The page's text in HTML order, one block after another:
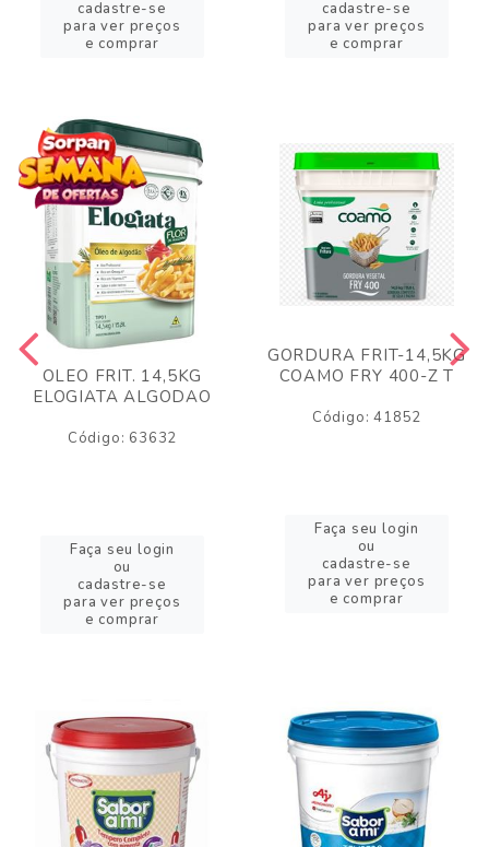
cadastre-se
para ver preços
e comprar
cadastre-se
para ver preços
e comprar
OLEO FRIT. 14,5KG
ELOGIATA ALGODAO
Código: 63632
Faça seu login
ou
cadastre-se
para ver preços
e comprar
GORDURA FRIT-14,5KG
COAMO FRY 400-Z T
Código: 41852
Faça seu login
ou
cadastre-se
para ver preços
e comprar